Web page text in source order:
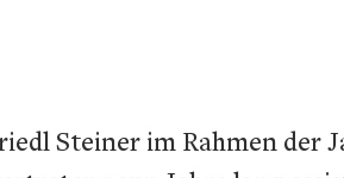
Steiner im Rahmen der